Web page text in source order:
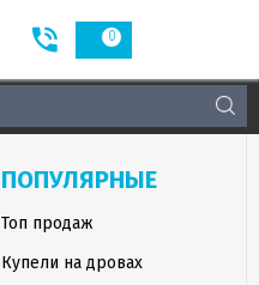
0
ПОПУЛЯРНЫЕ
Топ продаж
Купели на дровах